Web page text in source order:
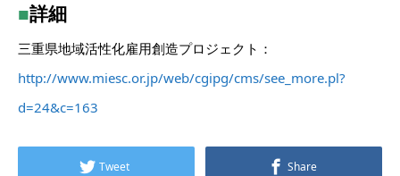
■詳細
三重県地域活性化雇用創造プロジェクト：
http://www.miesc.or.jp/web/cgipg/cms/see_more.pl?
d=24&c=163
Tweet Share